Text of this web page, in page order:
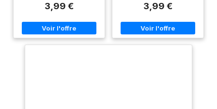
TOUTES VOS RECETTES:
entremets, tarte ou biscuits
avec ce glaçage royal sans
blanc d'œuf cru FABRICATION
FRANÇAISE: réalisée dans nos
3,99 €
délicieux entremets et tarte
FABRICATION FRANÇAISE:
réalisée dans nos ateliers en
Touraine POIDS NET: 220 g
3,99 €